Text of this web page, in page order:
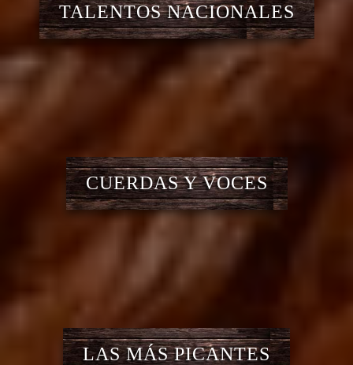
TALENTOS NACIONALES
CUERDAS Y VOCES
LAS MÁS PICANTES